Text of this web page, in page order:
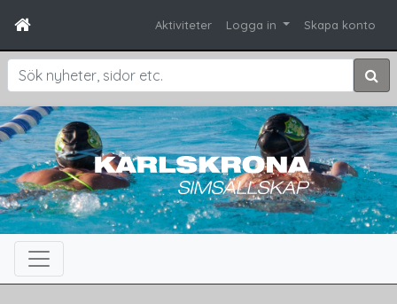
Aktiviteter Logga in Skapa konto
Sök